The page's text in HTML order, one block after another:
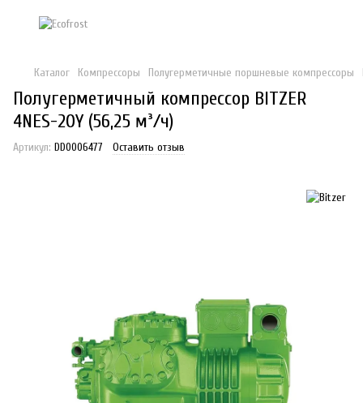
Каталог Компрессоры Полугерметичные поршневые компрессоры
Полугерметичный компрессор BITZER
4NES-20Y (56,25 м³/ч)
Артикул: DD0006477 Оставить отзыв